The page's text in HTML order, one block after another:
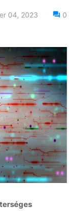
04, 2023 0